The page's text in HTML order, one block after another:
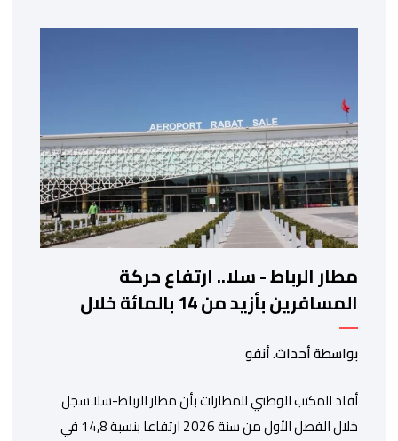
بنسبة 1 في المائة إلى 4285,69 دولارا للأوقية، مسجلا أعلى
مطار الرباط - سلا.. ارتفاع حركة
المسافرين بأزيد من 14 بالمائة خلال
الفصل الأول من 2026
بواسطة أحداث. أنفو
أفاد المكتب الوطني للمطارات بأن مطار الرباط-سلا سجل
خلال الفصل الأول من سنة 2026 ارتفاعا بنسبة 14,8 في